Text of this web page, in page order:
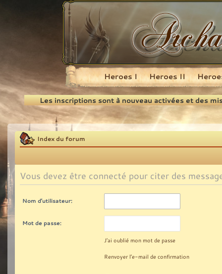
Recherche
Heroes I Heroes II
Les inscriptions sont à nouveau activées et des
Index du forum
Vous devez être connecté pour citer des
Nom d’utilisateur:
Mot de passe:
J’ai oublié mon mot de passe
Renvoyer l’e-mail de confirmation